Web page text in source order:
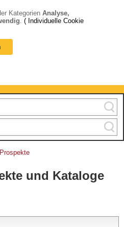
vom 03. bis 28.
und Kataloge
Kategorien Analyse,
. ( Individuelle Cookie